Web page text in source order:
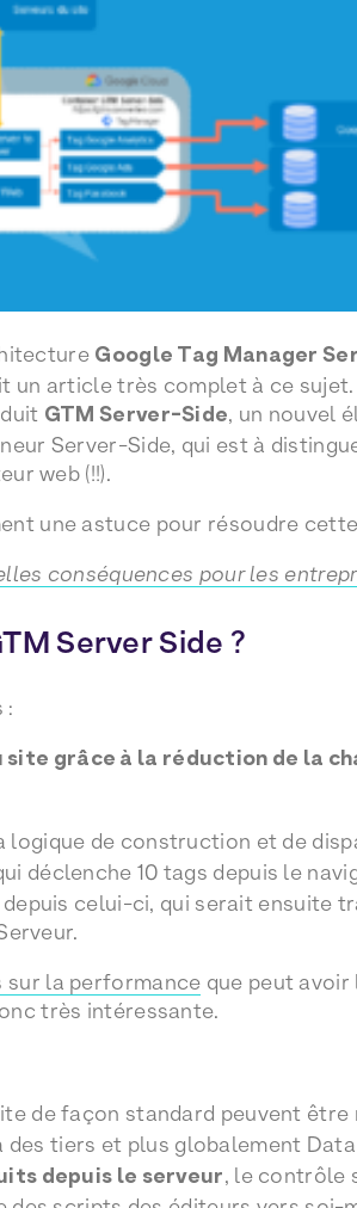
Google Tag Manager
un article très complet à ce
GTM Server-Side, un nouvel
Server-Side, qui est à
web (!!).
une astuce pour résoudre
conséquences pour les
Server Side ?
:
grâce à la réduction de la
logique de construction et de
déclenche 10 tags depuis le
celui-ci, qui serait ensuite
la performance que peut avoir
très intéressante.
de façon standard peuvent
des tiers et plus globalement
depuis le serveur, le contrôle